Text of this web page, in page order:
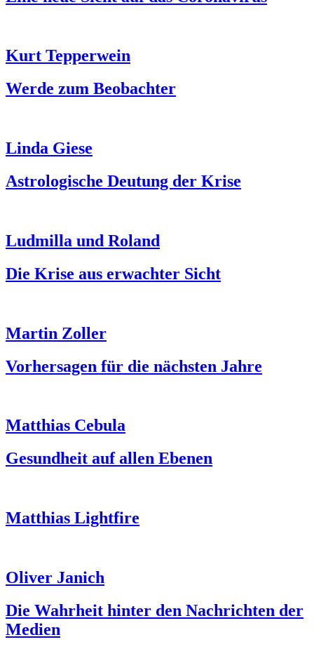
Kurt Tepperwein
Werde zum Beobachter
Linda Giese
Astrologische Deutung der Krise
Ludmilla und Roland
Die Krise aus erwachter Sicht
Martin Zoller
Vorhersagen für die nächsten Jahre
Matthias Cebula
Gesundheit auf allen Ebenen
Matthias Lightfire
Oliver Janich
Die Wahrheit hinter den Nachrichten der
Medien